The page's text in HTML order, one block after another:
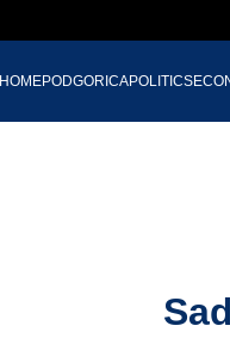
HOMEPODGORICAPOLITICS